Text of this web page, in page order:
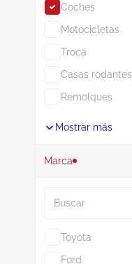
Coches
Motocicletas
Troca
Casas rodantes
Remolques
Mostrar más
Marca
Toyota
Ford